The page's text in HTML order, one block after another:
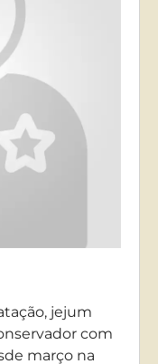
jejum
com
março na